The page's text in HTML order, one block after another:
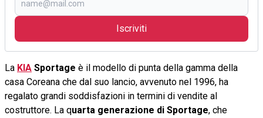
Iscriviti
La KIA Sportage è il modello di punta della gamma della
casa Coreana che dal suo lancio, avvenuto nel 1996, ha
regalato grandi soddisfazioni in termini di vendite al
costruttore. La quarta generazione di Sportage, che